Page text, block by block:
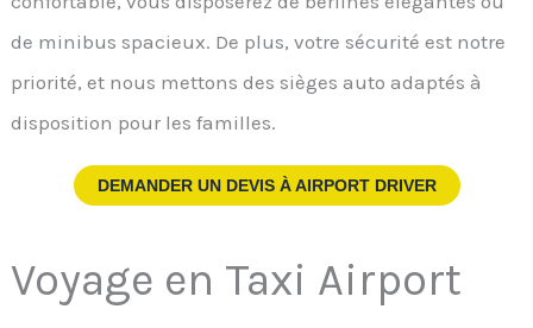
de minibus spacieux. De plus, votre sécurité est notre
priorité, et nous mettons des sièges auto adaptés à
disposition pour les familles.
DEMANDER UN DEVIS ÀAIRPORT DRIVER
Voyage en Taxi Airport